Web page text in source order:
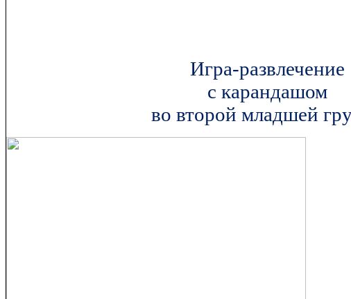
Игра-развлечение
с карандашом
во второй младшей